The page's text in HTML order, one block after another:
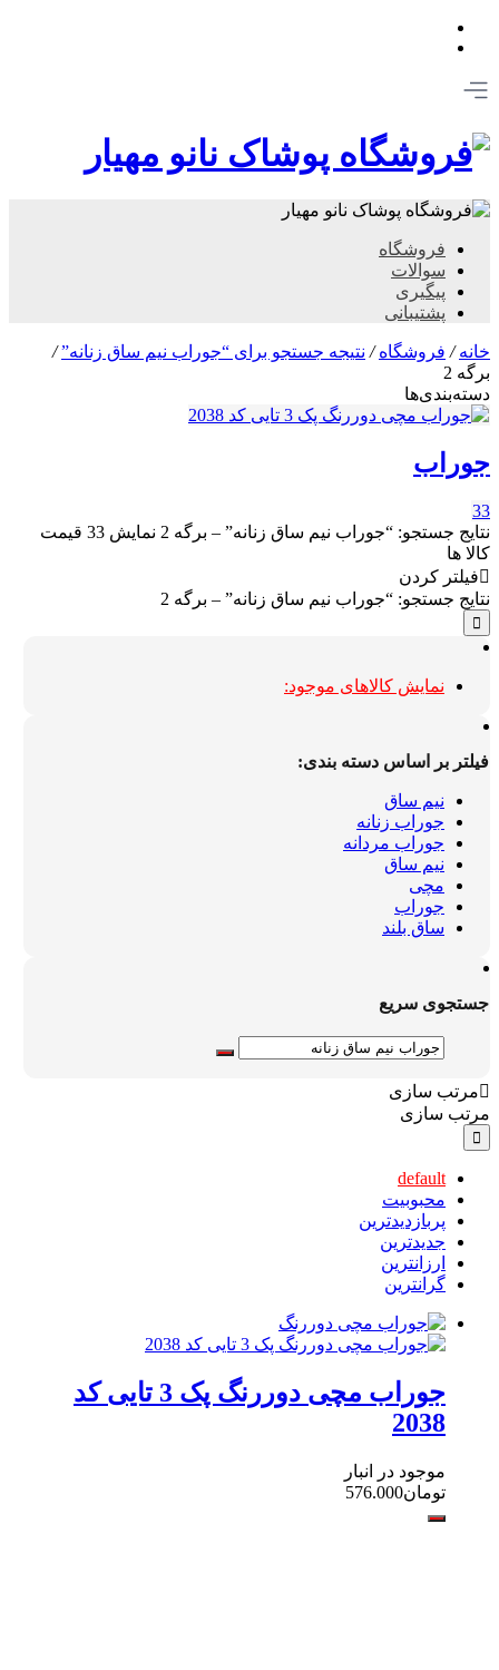
فروشگاه
سوالات
پیگیری
پشتیبانی
خانه/ فروشگاه/ نتیجه جستجو برای “جوراب نیم ساق زنانه”/
برگه 2
دسته‌بندی‌ها
جوراب
33
نتایج جستجو: “جوراب نیم ساق زنانه” – برگه 2
نمایش 33 قیمت
کالا ها
فیلتر کردن
نتایج جستجو: “جوراب نیم ساق زنانه” – برگه 2
نمایش کالاهای موجود:
فیلتر بر اساس دسته بندی:
نیم ساق
جوراب زنانه
جوراب مردانه
نیم ساق
مچی
جوراب
ساق بلند
جستجوی سریع
مرتب سازی
مرتب سازی
default
محبوبیت
پربازدیدترین
جدیدترین
ارزانترین
گرانترین
جوراب مچی دوررنگ پک 3 تایی کد
2038
موجود در انبار
تومان576.000